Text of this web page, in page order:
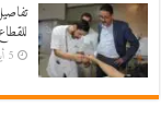
5 أيام ago